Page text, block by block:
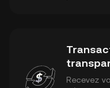
Recevez